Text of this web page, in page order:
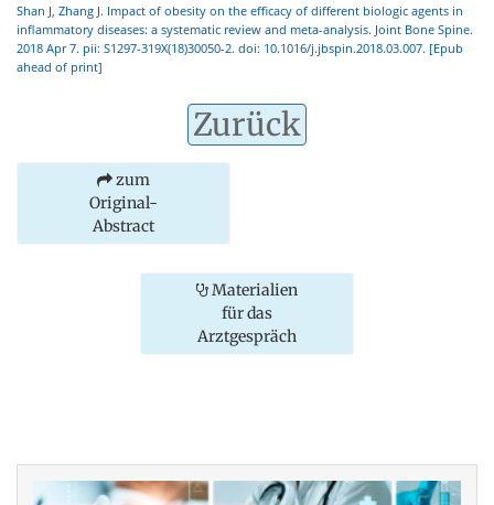
Shan J, Zhang J. Impact of obesity on the efficacy of different biologic agents in
inflammatory diseases: a systematic review and meta-analysis. Joint Bone Spine.
2018 Apr 7. pii: S1297-319X(18)30050-2. doi: 10.1016/j.jbspin.2018.03.007. [Epub
ahead of print]
Zurück
zum
Original-
Abstract
Materialien
für das
Arztgespräch